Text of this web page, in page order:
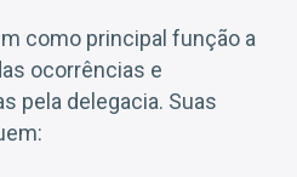
como principal função a
ocorrências e
pela delegacia. Suas